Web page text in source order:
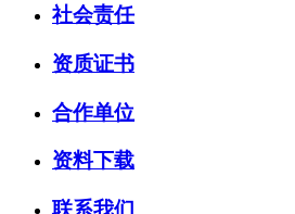
社会责任
资质证书
合作单位
资料下载
联系我们